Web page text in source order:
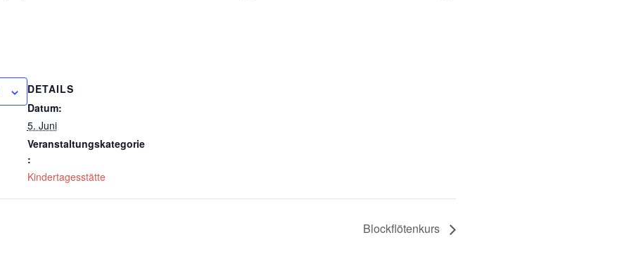
DETAILS
Datum:
5. Juni
Veranstaltungskategorie
:
Kindertagesstätte
Blockflötenkurs